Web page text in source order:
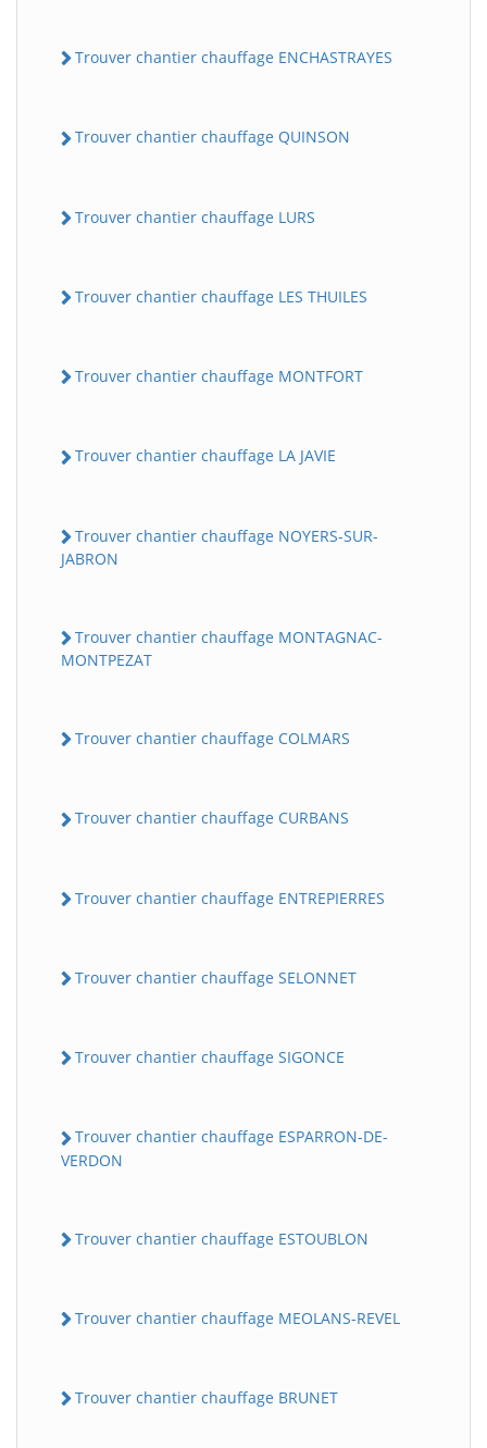
Trouver chantier chauffage ENCHASTRAYES
Trouver chantier chauffage QUINSON
Trouver chantier chauffage LURS
Trouver chantier chauffage LES THUILES
Trouver chantier chauffage MONTFORT
Trouver chantier chauffage LA JAVIE
Trouver chantier chauffage NOYERS-SUR-
JABRON
Trouver chantier chauffage MONTAGNAC-
MONTPEZAT
Trouver chantier chauffage COLMARS
Trouver chantier chauffage CURBANS
Trouver chantier chauffage ENTREPIERRES
Trouver chantier chauffage SELONNET
Trouver chantier chauffage SIGONCE
Trouver chantier chauffage ESPARRON-DE-
VERDON
Trouver chantier chauffage ESTOUBLON
Trouver chantier chauffage MEOLANS-REVEL
Trouver chantier chauffage BRUNET